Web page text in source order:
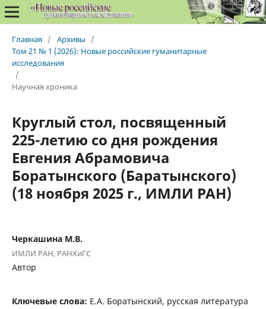
Главная / Архивы
/
Том 21 № 1 (2026): Новые российские гуманитарные
исследования
/
Научная хроника
Круглый стол, посвященный
225-летию со дня рождения
Евгения Абрамовича
Боратынского (Баратынского)
(18 ноября 2025 г., ИМЛИ РАН)
Черкашина М.В.
ИМЛИ РАН, РАНХиГС
Автор
Ключевые слова: Е.А. Боратынский, русская литература